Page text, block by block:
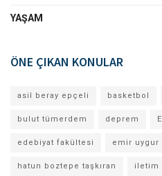
YAŞAM
ÖNE ÇIKAN KONULAR
asil beray epçeli basketbol
bulut tümerdem deprem
edebiyat fakültesi emir uygur
hatun boztepe taşkıran iletim